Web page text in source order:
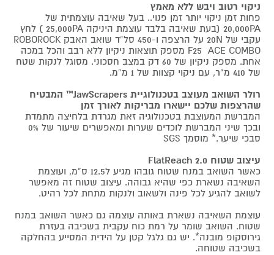
ניקוי רטוב ויבש ללא מאמץ
פחות זמן ניקוי יותר זמן פנוי.. בעל שאיבה עוצמתית של
20,000PA (בעת שאיבה בלבד עוצמת היניקה 25,000PA ) לחץ
עקבי של 20N על הרצפה ו-450 סל”ד שואב האבק ROBOROCK
F25 ACE COMBO מספק תוצאות ניקיון ללא רבב והכל במכה
אחת. מספק ניקיון של 60 דק במצב חסכוני. מסוגל לנקות שטח
של 410 מ”ר, עם ניקוי קצוות של 1 מ”מ.
רולר השואב מעוצב בטכנולוגיית JawScrapers™ המבטיח
שהרצפות שלכם יישארו מבריקות לאורך זמן
המברשת המעוצבת בטכנולוגיה זאת מגרדת בלחיצה מתמדת
ובכך שיני המברשת לוכדים שערות ומאפשרים שיעור של 0%
סבכי שיער.* מוסמך SGS
עיצוב שטוח FlatReach 2.0
כאשר השואב במנח שטוח גובהו מגיע ל12.5 ס”מ, ועוצמת
השאיבה נשארת כפי שהיא גבוהה. עיצוב שטוח זה מאפשר
לשואב להגיע לכל פינה ולשאוב ולנקות מתחת לכל רהיט.
עוצמת השאיבה נשארת באותה עוצמה גם כאשר השואב במנח
שטוח. השואב שומר על רמת כוח עקבית בשכיבה בעזרת
גירוסקופ מובנה*. יש גם גלגל קטן על הידית המסייע בהחלקה
בשכיבה שטוחה.